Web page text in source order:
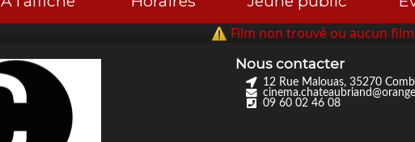
⚠ Film non trouvé ou aucun
Nous contacter
12 Rue Malouas, 35270
09 60 02 46 08